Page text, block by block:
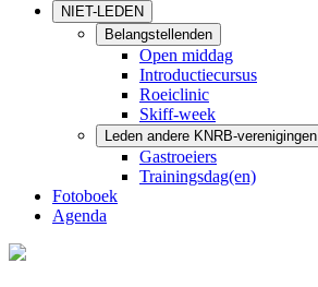
NIET-LEDEN
Belangstellenden
Open middag
Introductiecursus
Roeiclinic
Skiff-week
Leden andere KNRB-verenigingen
Gastroeiers
Trainingsdag(en)
Fotoboek
Agenda